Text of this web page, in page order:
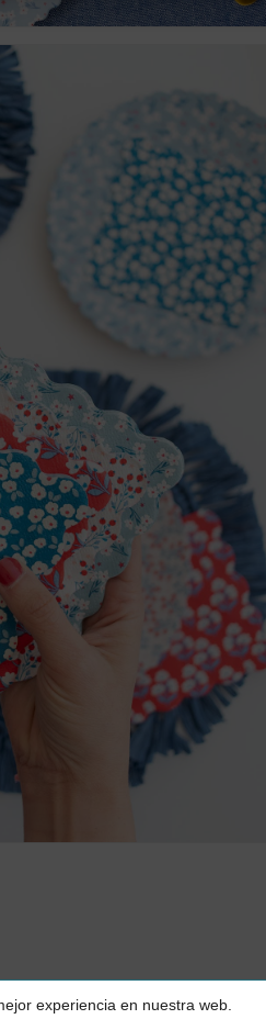
Contacto
experiencia en nuestra web.